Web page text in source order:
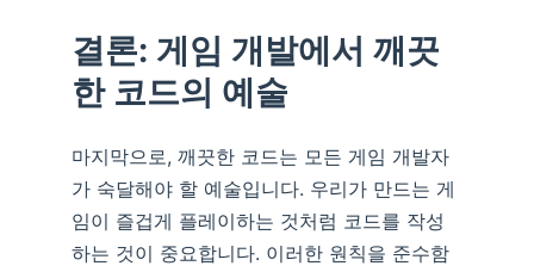
결론: 게임 개발에서 깨끗
한 코드의 예술
마지막으로, 깨끗한 코드는 모든 게임 개발자
가 숙달해야 할 예술입니다. 우리가 만드는 게
임이 즐겁게 플레이하는 것처럼 코드를 작성
하는 것이 중요합니다. 이러한 원칙을 준수함